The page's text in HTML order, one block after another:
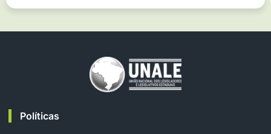
Políticas